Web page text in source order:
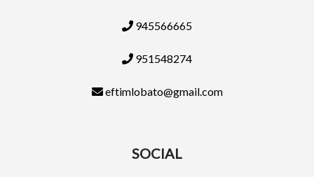
945566665
951548274
eftimlobato@gmail.com
SOCIAL